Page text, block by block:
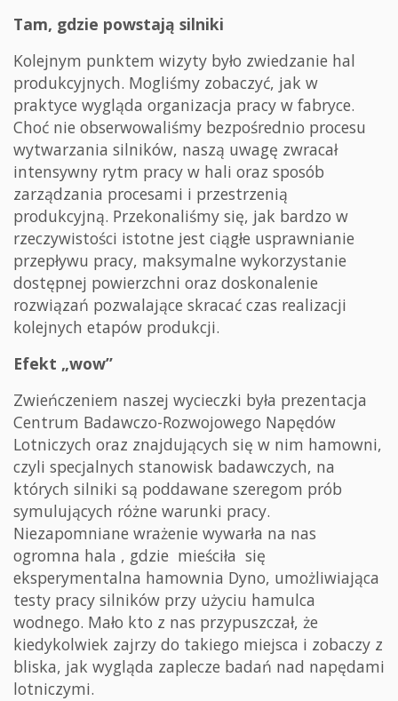
Tam, gdzie powstają silniki
Kolejnym punktem wizyty było zwiedzanie hal
produkcyjnych. Mogliśmy zobaczyć, jak w
praktyce wygląda organizacja pracy w fabryce.
Choć nie obserwowaliśmy bezpośrednio procesu
wytwarzania silników, naszą uwagę zwracał
intensywny rytm pracy w hali oraz sposób
zarządzania procesami i przestrzenią
produkcyjną. Przekonaliśmy się, jak bardzo w
rzeczywistości istotne jest ciągłe usprawnianie
przepływu pracy, maksymalne wykorzystanie
dostępnej powierzchni oraz doskonalenie
rozwiązań pozwalające skracać czas realizacji
kolejnych etapów produkcji.
Efekt „wow”
Zwieńczeniem naszej wycieczki była prezentacja
Centrum Badawczo-Rozwojowego Napędów
Lotniczych oraz znajdujących się w nim hamowni,
czyli specjalnych stanowisk badawczych, na
których silniki są poddawane szeregom prób
symulujących różne warunki pracy.
Niezapomniane wrażenie wywarła na nas
ogromna hala , gdzie mieściła się
eksperymentalna hamownia Dyno, umożliwiająca
testy pracy silników przy użyciu hamulca
wodnego. Mało kto z nas przypuszczał, że
kiedykolwiek zajrzy do takiego miejsca i zobaczy z
bliska, jak wygląda zaplecze badań nad napędami
lotniczymi.